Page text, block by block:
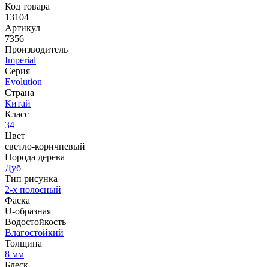
Код товара
13104
Артикул
7356
Производитель
Imperial
Серия
Evolution
Страна
Китай
Класс
34
Цвет
светло-коричневый
Порода дерева
Дуб
Тип рисунка
2-х полосный
Фаска
U-образная
Водостойкость
Влагостойкий
Толщина
8 мм
Блеск